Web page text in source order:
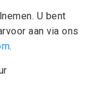
U bent
aan via ons
.